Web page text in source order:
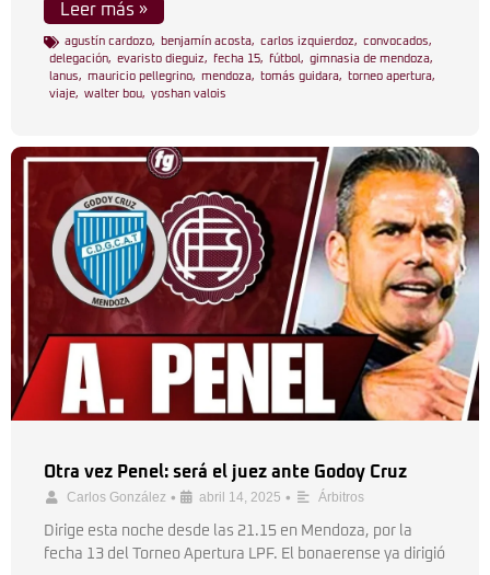
Leer más »
agustín cardozo, benjamín acosta, carlos izquierdoz, convocados,
delegación, evaristo dieguiz, fecha 15, fútbol , gimnasia de mendoza,
lanus, mauricio pellegrino, mendoza, tomás guidara, torneo apertura,
viaje, walter bou, yoshan valois
Otra vez Penel: será el juez ante Godoy Cruz
Carlos González • abril 14, 2025 • Árbitros
Dirige esta noche desde las 21.15 en Mendoza, por la
fecha 13 del Torneo Apertura LPF. El bonaerense ya dirigió